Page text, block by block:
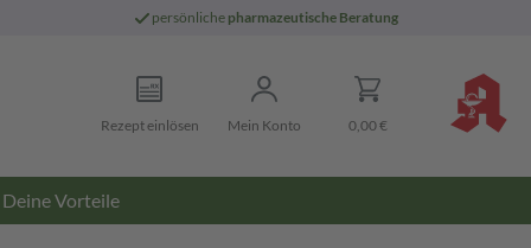
persönliche pharmazeutische Beratung
Rezept einlösen Mein Konto 0,00 €
Deine Vorteile